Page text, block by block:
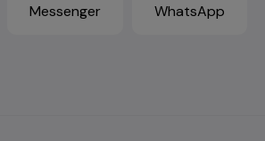
Messenger WhatsApp